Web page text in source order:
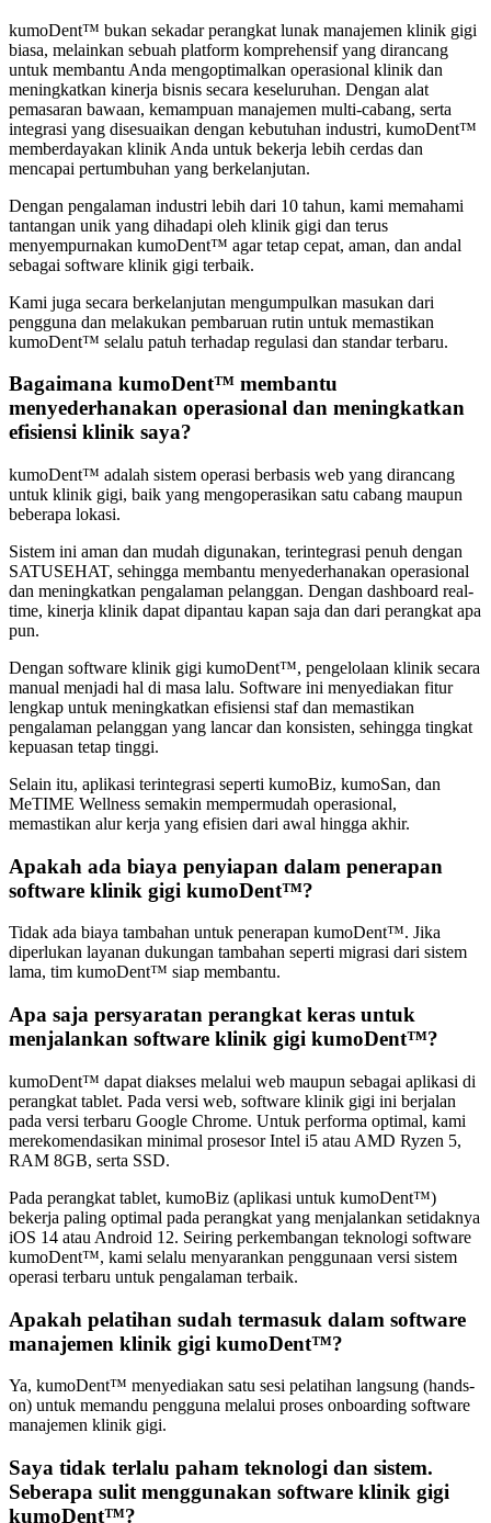
kumoDent™ bukan sekadar perangkat lunak manajemen klinik gigi
biasa, melainkan sebuah platform komprehensif yang dirancang
untuk membantu Anda mengoptimalkan operasional klinik dan
meningkatkan kinerja bisnis secara keseluruhan. Dengan alat
pemasaran bawaan, kemampuan manajemen multi-cabang, serta
integrasi yang disesuaikan dengan kebutuhan industri, kumoDent™
memberdayakan klinik Anda untuk bekerja lebih cerdas dan
mencapai pertumbuhan yang berkelanjutan.
Dengan pengalaman industri lebih dari 10 tahun, kami memahami
tantangan unik yang dihadapi oleh klinik gigi dan terus
menyempurnakan kumoDent™ agar tetap cepat, aman, dan andal
sebagai software klinik gigi terbaik.
Kami juga secara berkelanjutan mengumpulkan masukan dari
pengguna dan melakukan pembaruan rutin untuk memastikan
kumoDent™ selalu patuh terhadap regulasi dan standar terbaru.
Bagaimana kumoDent™ membantu
menyederhanakan operasional dan meningkatkan
efisiensi klinik saya?
kumoDent™ adalah sistem operasi berbasis web yang dirancang
untuk klinik gigi, baik yang mengoperasikan satu cabang maupun
beberapa lokasi.
Sistem ini aman dan mudah digunakan, terintegrasi penuh dengan
SATUSEHAT, sehingga membantu menyederhanakan operasional
dan meningkatkan pengalaman pelanggan. Dengan dashboard real-
time, kinerja klinik dapat dipantau kapan saja dan dari perangkat apa
pun.
Dengan software klinik gigi kumoDent™, pengelolaan klinik secara
manual menjadi hal di masa lalu. Software ini menyediakan fitur
lengkap untuk meningkatkan efisiensi staf dan memastikan
pengalaman pelanggan yang lancar dan konsisten, sehingga tingkat
kepuasan tetap tinggi.
Selain itu, aplikasi terintegrasi seperti kumoBiz, kumoSan, dan
MeTIME Wellness semakin mempermudah operasional,
memastikan alur kerja yang efisien dari awal hingga akhir.
Apakah ada biaya penyiapan dalam penerapan
software klinik gigi kumoDent™?
Tidak ada biaya tambahan untuk penerapan kumoDent™. Jika
diperlukan layanan dukungan tambahan seperti migrasi dari sistem
lama, tim kumoDent™ siap membantu.
Apa saja persyaratan perangkat keras untuk
menjalankan software klinik gigi kumoDent™?
kumoDent™ dapat diakses melalui web maupun sebagai aplikasi di
perangkat tablet. Pada versi web, software klinik gigi ini berjalan
pada versi terbaru Google Chrome. Untuk performa optimal, kami
merekomendasikan minimal prosesor Intel i5 atau AMD Ryzen 5,
RAM 8GB, serta SSD.
Pada perangkat tablet, kumoBiz (aplikasi untuk kumoDent™)
bekerja paling optimal pada perangkat yang menjalankan setidaknya
iOS 14 atau Android 12. Seiring perkembangan teknologi software
kumoDent™, kami selalu menyarankan penggunaan versi sistem
operasi terbaru untuk pengalaman terbaik.
Apakah pelatihan sudah termasuk dalam software
manajemen klinik gigi kumoDent™?
Ya, kumoDent™ menyediakan satu sesi pelatihan langsung (hands-
on) untuk memandu pengguna melalui proses onboarding software
manajemen klinik gigi.
Saya tidak terlalu paham teknologi dan sistem.
Seberapa sulit menggunakan software klinik gigi
kumoDent™?